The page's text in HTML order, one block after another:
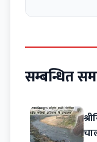
सम्बन्धित